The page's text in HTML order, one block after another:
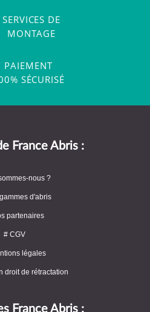
SERVICES DE
MONTAGE
PAIEMENT
SÉCURISÉ
France Abris :
nous ?
d'abris
partenaires
# CGV
légales
droit de rétractation
France Abris :